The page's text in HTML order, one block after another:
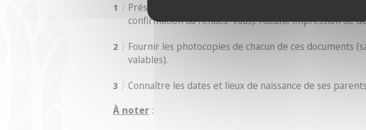
Présenter en mairie les originaux des documents
confirmation du rendez-vous). Aucune impression de
Fournir les photocopies de chacun de ces documents
valables).
Connaître les dates et lieux de naissance de ses
À noter: